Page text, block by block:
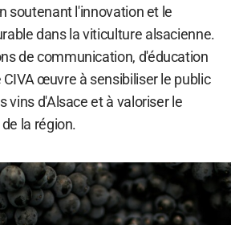
soutenant l'innovation et le
dans la viticulture alsacienne.
de communication, d'éducation
œuvre à sensibiliser le public
vins d'Alsace et à valoriser le
la région.